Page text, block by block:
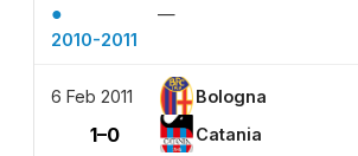
●
—
2010-2011
6 Feb 2011 Bologna
1–0 Catania